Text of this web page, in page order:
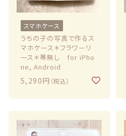
スマホケース
うちの子の写真で作るス
マホケース＊フラワーリ
ース＊帯無し for iPho
ne, Android
5,290円 （税込）